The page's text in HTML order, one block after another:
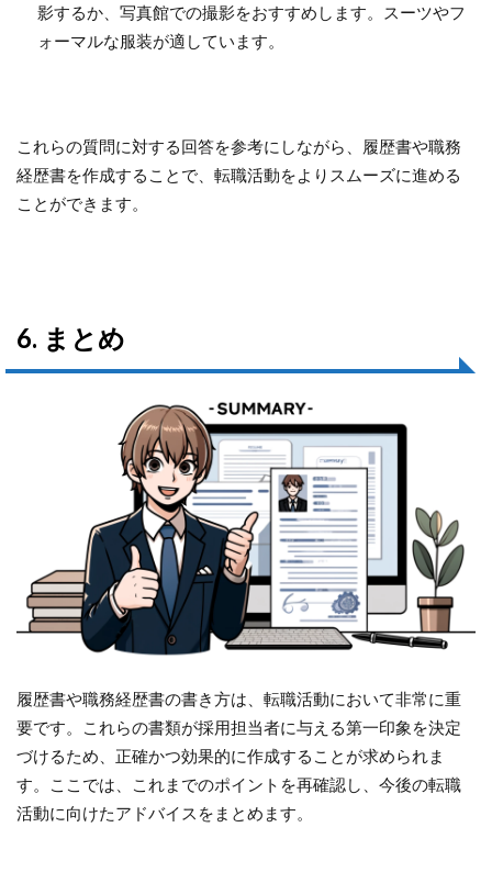
影するか、写真館での撮影をおすすめします。スーツやフ
ォーマルな服装が適しています。
これらの質問に対する回答を参考にしながら、履歴書や職務
経歴書を作成することで、転職活動をよりスムーズに進める
ことができます。
6. まとめ
履歴書や職務経歴書の書き方は、転職活動において非常に重
要です。これらの書類が採用担当者に与える第一印象を決定
づけるため、正確かつ効果的に作成することが求められま
す。ここでは、これまでのポイントを再確認し、今後の転職
活動に向けたアドバイスをまとめます。